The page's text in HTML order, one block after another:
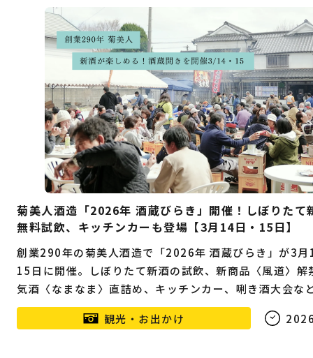
菊美人酒造「2026年 酒蔵びらき」開催！しぼりたて
無料試飲、キッチンカーも登場【3月14日・15日】
創業290年の菊美人酒造で「2026年 酒蔵びらき」が3
15日に開催。しぼりたて新酒の試飲、新商品〈風道〉解
気酒〈なまなま〉直詰め、キッチンカー、唎き酒大会な
実です。
観光・お出かけ